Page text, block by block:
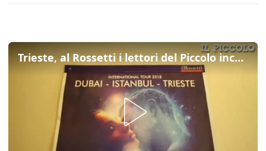
Trieste, al Rossetti i lettori del Piccolo incontrano i protagonisti di Ghost